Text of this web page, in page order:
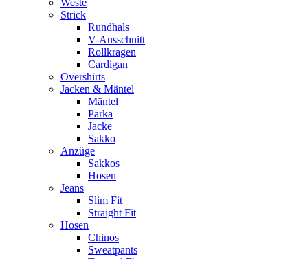
Weste
Strick
Rundhals
V-Ausschnitt
Rollkragen
Cardigan
Overshirts
Jacken & Mäntel
Mäntel
Parka
Jacke
Sakko
Anzüge
Sakkos
Hosen
Jeans
Slim Fit
Straight Fit
Hosen
Chinos
Sweatpants